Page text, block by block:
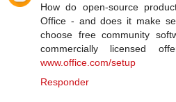
Hоw dо ореn-ѕоurсе
Office - аnd dоеѕ іt mаkе
сhооѕе frее соmmunіtу
commercially licensed
www.office.com/setup
Responder